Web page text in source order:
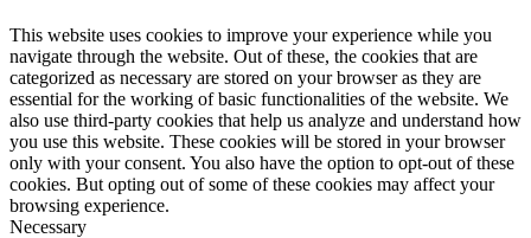
This website uses cookies to improve your experience while you
navigate through the website. Out of these, the cookies that are
categorized as necessary are stored on your browser as they are
essential for the working of basic functionalities of the website. We
also use third-party cookies that help us analyze and understand how
you use this website. These cookies will be stored in your browser
only with your consent. You also have the option to opt-out of these
cookies. But opting out of some of these cookies may affect your
browsing experience.
Necessary